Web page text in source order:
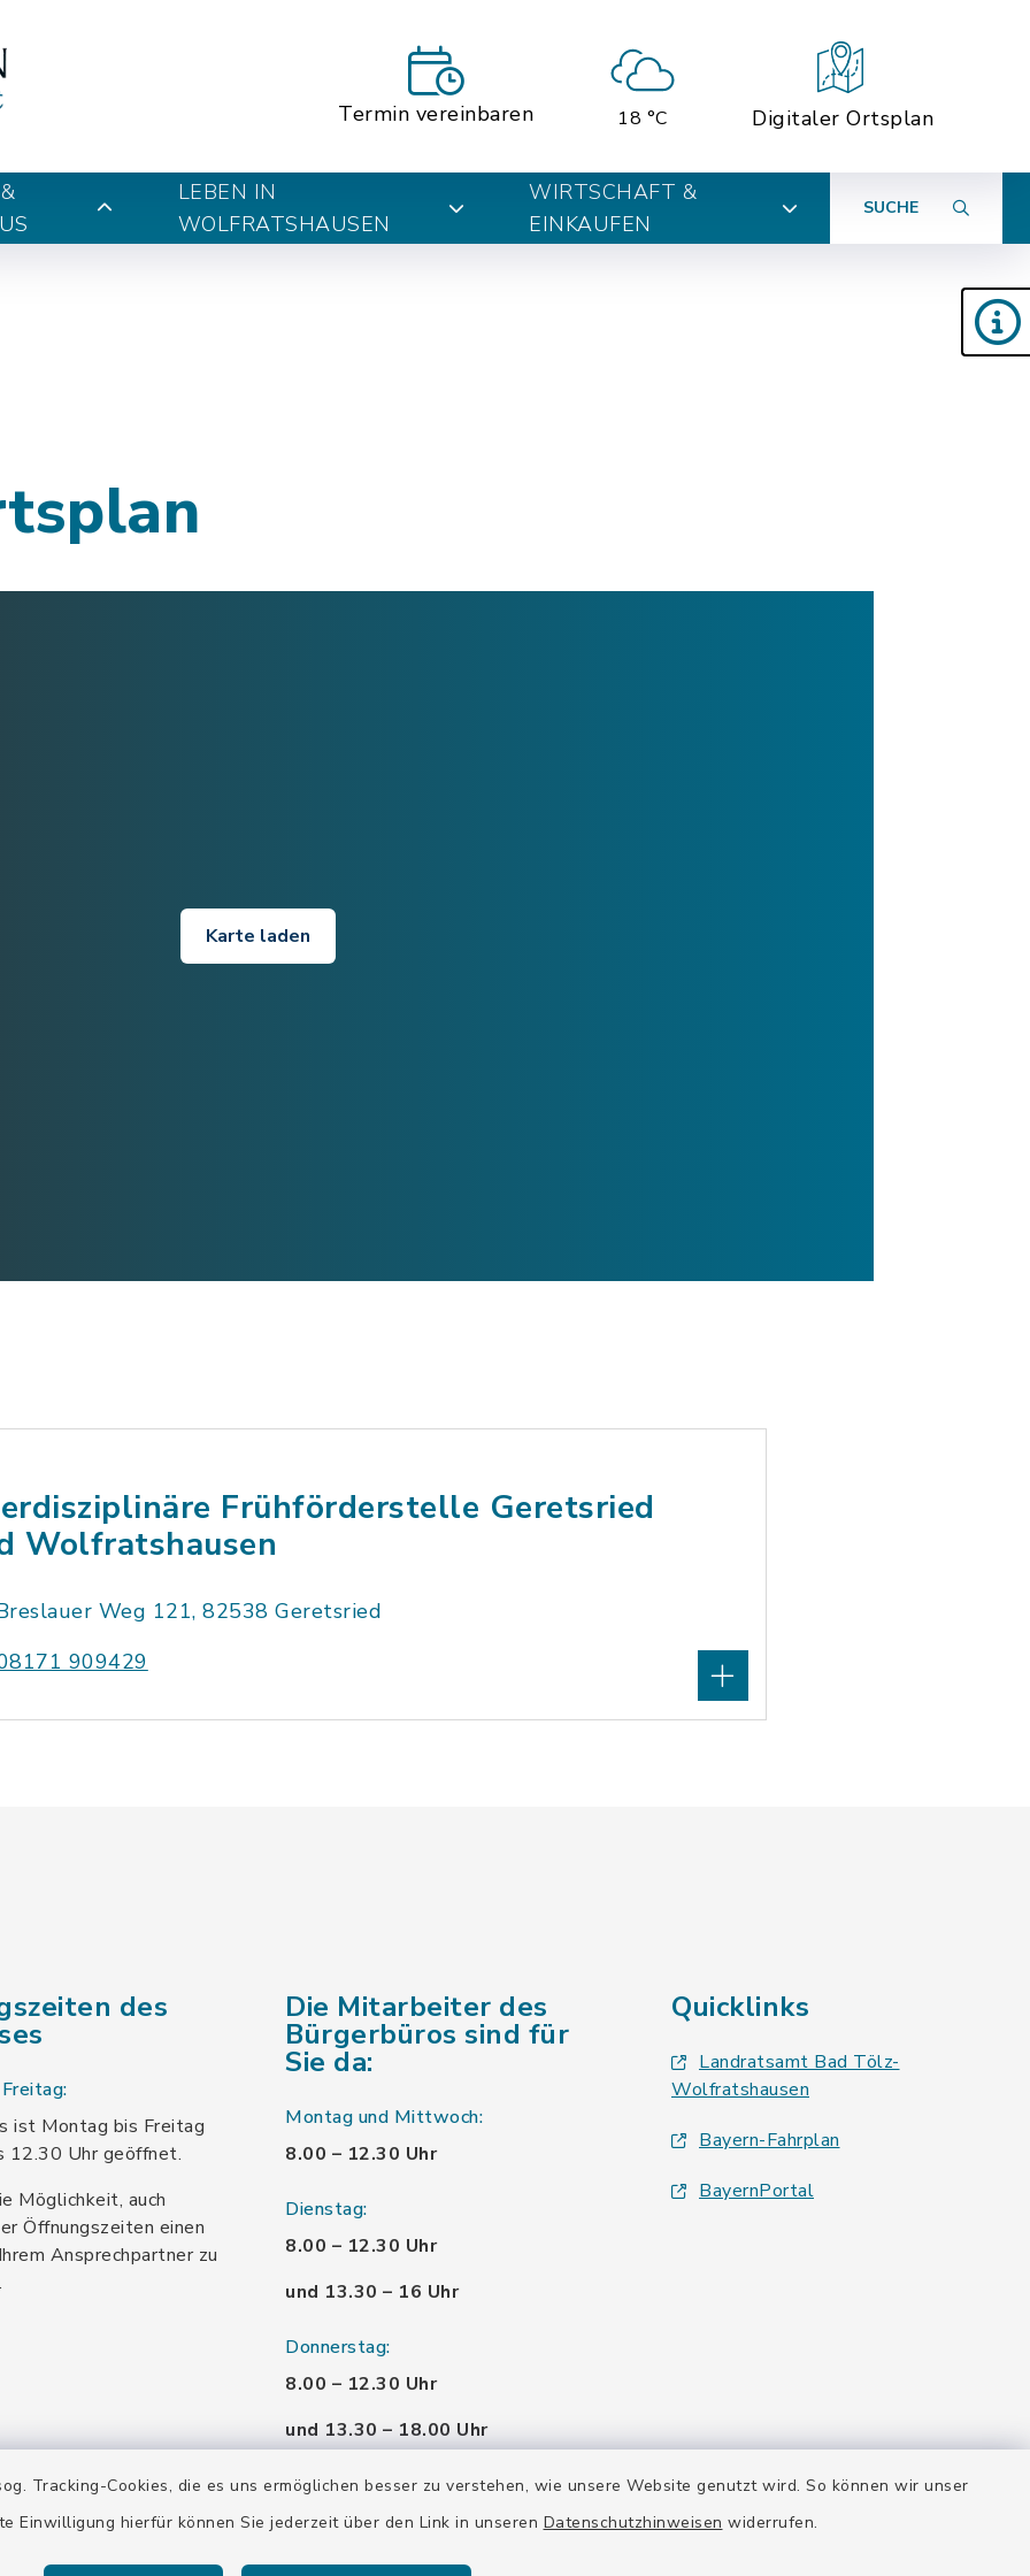
Tracking-Cookies, die es uns ermöglichen besser zu verstehen, wie unsere Website genutzt wird. So können wir unser
Einwilligung hierfür können Sie jederzeit über den Link in unseren Datenschutzhinweisen widerrufen.
Termin vereinbaren 18 °C Digitaler Ortsplan
LEBEN IN
WOLFRATSHAUSEN
WIRTSCHAFT &
EINKAUFEN
SUCHE
Karte laden
Frühförderstelle Geretsried
Wolfratshausen
Weg 121, 82538 Geretsried
909429
des
ist Montag bis Freitag
12.30 Uhr geöffnet.
Möglichkeit, auch
Öffnungszeiten einen
Ansprechpartner zu
Die Mitarbeiter des
Bürgerbüros sind für
Sie da:
Montag und Mittwoch:
8.00 – 12.30 Uhr
Dienstag:
8.00 – 12.30 Uhr
und 13.30 – 16 Uhr
Donnerstag:
8.00 – 12.30 Uhr
und 13.30 – 18.00 Uhr
Freitag:
8.00 – 12.30 Uhr
Quicklinks
Landratsamt Bad Tölz-
Wolfratshausen
Bayern-Fahrplan
BayernPortal